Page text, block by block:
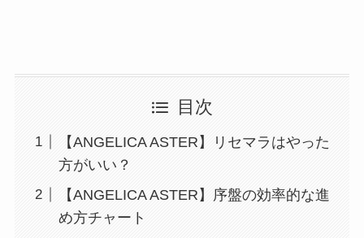
目次
【ANGELICA ASTER】リセマラはやった
方がいい？
【ANGELICA ASTER】序盤の効率的な進
め方チャート